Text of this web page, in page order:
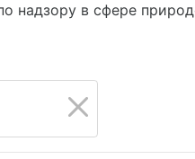
надзору в сфере